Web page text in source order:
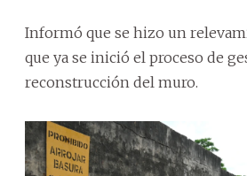
Informó que se hizo un
que ya se inició el proceso de
reconstrucción del muro.